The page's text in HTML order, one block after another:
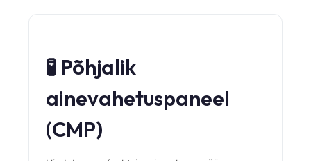
🧪 Põhjalik
ainevahetuspaneel
(CMP)
Čeština
ქართული
Lietuvių kalba